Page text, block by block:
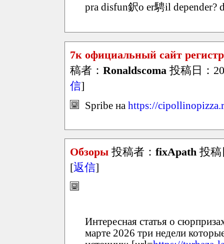
pra disfun鈬o er騁il depender?
7к официальный сайт
稿者： Ronaldscoma 投稿日：
信]
Spribe на https://
Обзоры 投稿者： fixApath 投稿
[返信]
Интересная статья о
марте 2026 три недели